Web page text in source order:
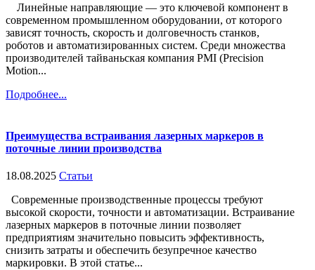
Линейные направляющие — это ключевой компонент в
современном промышленном оборудовании, от которого
зависят точность, скорость и долговечность станков,
роботов и автоматизированных систем. Среди множества
производителей тайваньская компания PMI (Precision
Motion...
Подробнее...
Преимущества встраивания лазерных маркеров в
поточные линии производства
18.08.2025 Статьи
Современные производственные процессы требуют
высокой скорости, точности и автоматизации. Встраивание
лазерных маркеров в поточные линии позволяет
предприятиям значительно повысить эффективность,
снизить затраты и обеспечить безупречное качество
маркировки. В этой статье...